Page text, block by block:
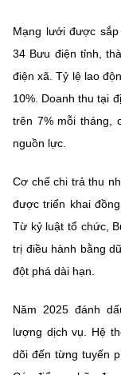
Điều khoản sử dụng
Cơ quan chủ quản:
Chịu trách nhiệm
Giám đốc Trung tâm
Địa chỉ: Ban Biên
Điện thoại: 024 3936
©2026 Bản quyền
Mạng lưới được
34 Bưu điện tỉnh,
điện xã. Tỷ lệ lao
10%. Doanh thu tại
trên 7% mỗi tháng,
nguồn lực.
Cơ chế chi trả thu
được triển khai
Từ kỷ luật tổ chức,
trị điều hành bằng
đột phá dài hạn.
Năm 2025 đánh
lượng dịch vụ. Hệ
dõi đến từng tuyến